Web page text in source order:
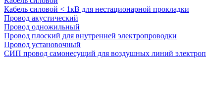
Кабель силовой < 1кВ для нестационарной прокладки
Провод акустический
Провод одножильный
Провод плоский для внутренней электропроводки
Провод установочный
СИП провод самонесущий для воздушных линий